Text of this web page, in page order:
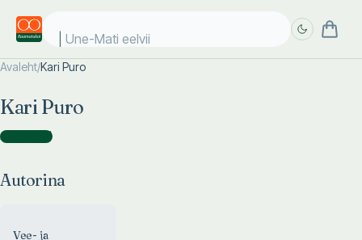
Une-Mati eelviim
Avaleht/Kari Puro
Kari Puro
Autorina )
Autorina
Vee- ja